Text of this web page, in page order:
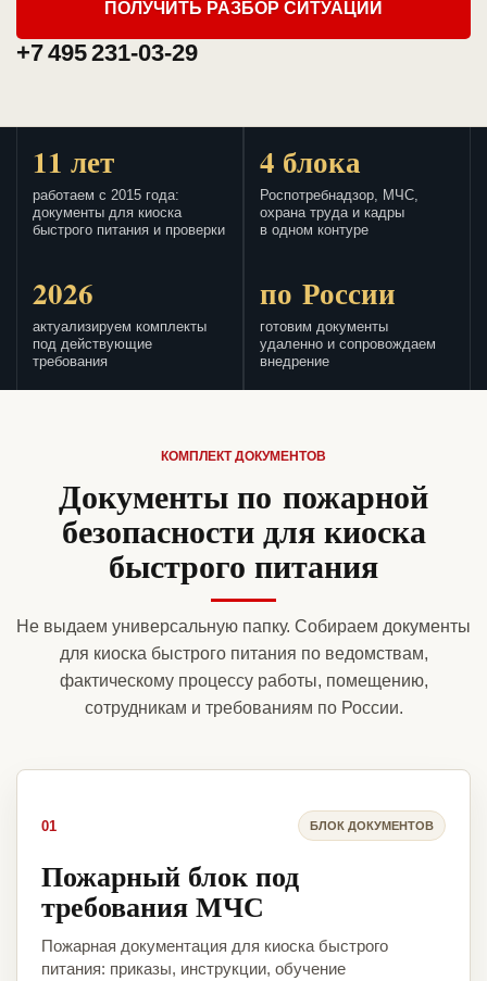
ПОЛУЧИТЬ РАЗБОР СИТУАЦИИ
+7 495 231-03-29
11 лет
работаем с 2015 года:
документы для киоска
быстрого питания и проверки
4 блока
Роспотребнадзор, МЧС,
охрана труда и кадры
в одном контуре
2026
актуализируем комплекты
под действующие
требования
по России
готовим документы
удаленно и сопровождаем
внедрение
КОМПЛЕКТ ДОКУМЕНТОВ
Документы по пожарной
безопасности для киоска
быстрого питания
Не выдаем универсальную папку. Собираем документы
для киоска быстрого питания по ведомствам,
фактическому процессу работы, помещению,
сотрудникам и требованиям по России.
01 БЛОК ДОКУМЕНТОВ
Пожарный блок под
требования МЧС
Пожарная документация для киоска быстрого
питания: приказы, инструкции, обучение